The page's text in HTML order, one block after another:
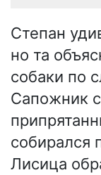
Степан
но та
собаки по
Сапожник
собирался
Лисица